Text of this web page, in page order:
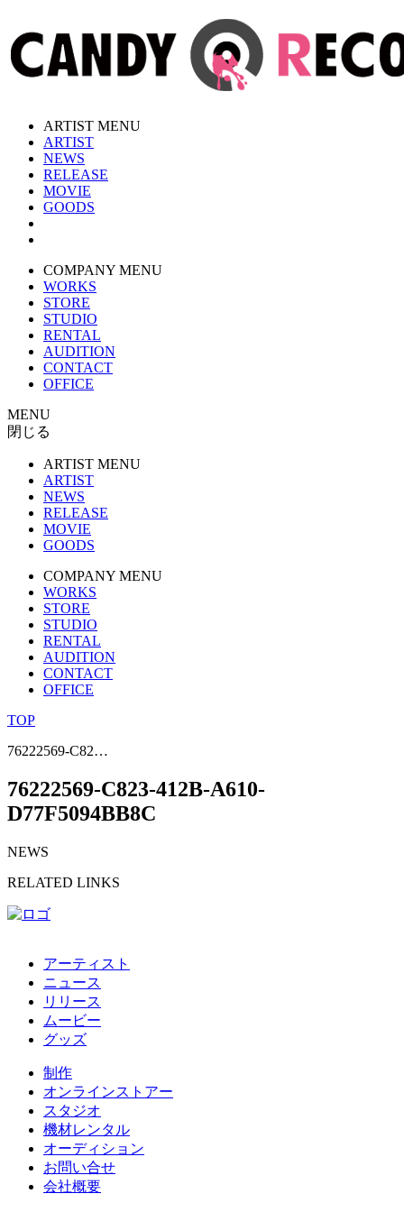
ARTIST MENU
ARTIST
NEWS
RELEASE
MOVIE
GOODS
COMPANY MENU
WORKS
STORE
STUDIO
RENTAL
AUDITION
CONTACT
OFFICE
MENU
閉じる
ARTIST MENU
ARTIST
NEWS
RELEASE
MOVIE
GOODS
COMPANY MENU
WORKS
STORE
STUDIO
RENTAL
AUDITION
CONTACT
OFFICE
TOP
76222569-C82…
76222569-C823-412B-A610-
D77F5094BB8C
NEWS
RELATED LINKS
アーティスト
ニュース
リリース
ムービー
グッズ
制作
オンラインストアー
スタジオ
機材レンタル
オーディション
お問い合せ
会社概要